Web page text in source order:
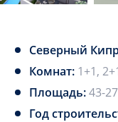
Северный
Комнат: 1+1,
Площадь:43-
Год